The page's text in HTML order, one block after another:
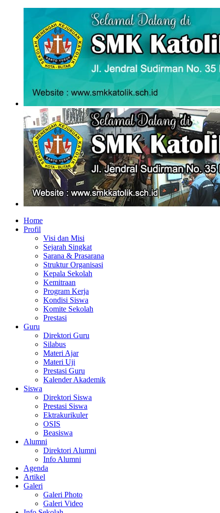
Home
Profil
Visi dan Misi
Sejarah Singkat
Sarana & Prasarana
Struktur Organisasi
Kepala Sekolah
Kemitraan
Program Kerja
Kondisi Siswa
Komite Sekolah
Prestasi
Guru
Direktori Guru
Silabus
Materi Ajar
Materi Uji
Prestasi Guru
Kalender Akademik
Siswa
Direktori Siswa
Prestasi Siswa
Ektrakurikuler
OSIS
Beasiswa
Alumni
Direktori Alumni
Info Alumni
Agenda
Artikel
Galeri
Galeri Photo
Galeri Video